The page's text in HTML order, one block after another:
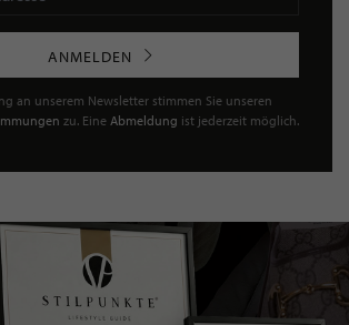
ANMELDEN
an unserem Newsletter stimmen Sie unseren
zu. Eine Abmeldung ist jederzeit möglich.